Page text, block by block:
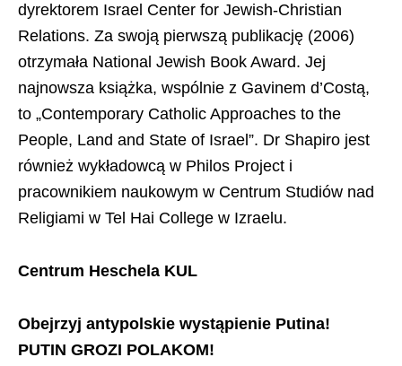
dyrektorem Israel Center for Jewish-Christian
Relations. Za swoją pierwszą publikację (2006)
otrzymała National Jewish Book Award. Jej
najnowsza książka, wspólnie z Gavinem d’Costą,
to „Contemporary Catholic Approaches to the
People, Land and State of Israel”. Dr Shapiro jest
również wykładowcą w Philos Project i
pracownikiem naukowym w Centrum Studiów nad
Religiami w Tel Hai College w Izraelu.
Centrum Heschela KUL
Obejrzyj antypolskie wystąpienie Putina!
PUTIN GROZI POLAKOM!